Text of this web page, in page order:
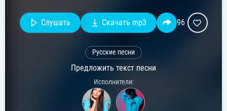
Слушать Скачать mp3 96
Русские песни
Предложить текст песни
Исполнители: